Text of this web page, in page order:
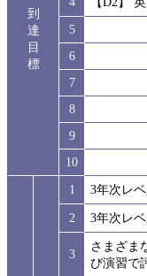
到
達
目
標
5
6
7
8
9
10
1
3年次レ
2
3年次レ
3
さまざま
び演習で